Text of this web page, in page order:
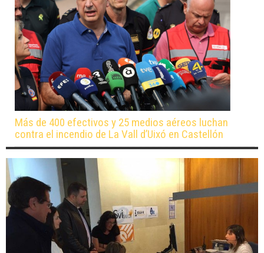
Más de 400 efectivos y 25 medios aéreos luchan
contra el incendio de La Vall d’Uixó en Castellón